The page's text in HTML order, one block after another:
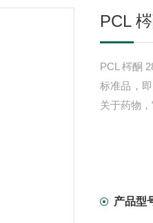
PCL
PCL 梣酮
标准品，
关于药物
产品型